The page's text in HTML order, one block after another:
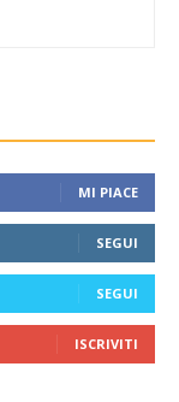
MI PIACE
SEGUI
SEGUI
ISCRIVITI